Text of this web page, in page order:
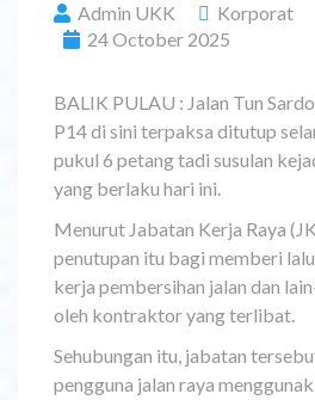
Admin UKK
Korporat
24 October 2025
BALIK PULAU : Jalan Tun
P14 di sini terpaksa ditutup
pukul 6 petang tadi susulan
yang berlaku hari ini.
Menurut Jabatan Kerja Raya
penutupan itu bagi memberi
kerja pembersihan jalan dan
oleh kontraktor yang terlibat.
Sehubungan itu, jabatan
pengguna jalan raya